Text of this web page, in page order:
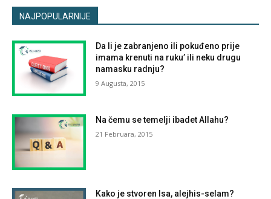
NAJPOPULARNIJE
Da li je zabranjeno ili pokuđeno prije
imama krenuti na ruku’ ili neku drugu
namasku radnju?
9 Augusta, 2015
Na čemu se temelji ibadet Allahu?
21 Februara, 2015
Kako je stvoren Isa, alejhis-selam?